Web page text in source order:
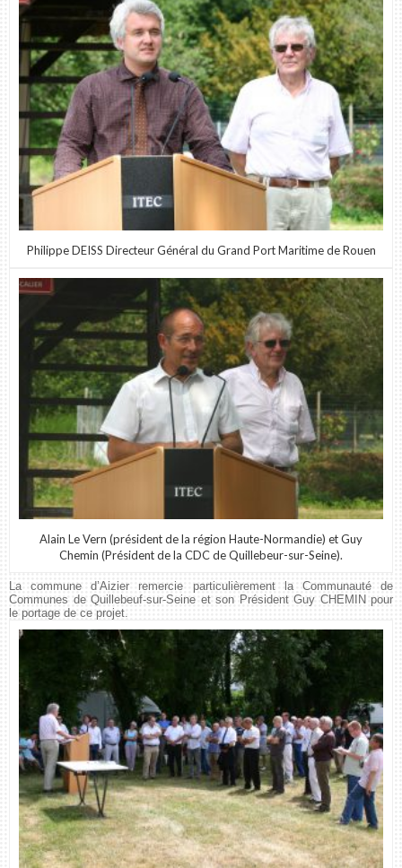
Philippe DEISS Directeur Général du Grand Port Maritime de Rouen
Alain Le Vern (président de la région Haute-Normandie) et Guy
Chemin (Président de la CDC de Quillebeur-sur-Seine).
La commune d’Aizier remercie particulièrement la Communauté de
Communes de Quillebeuf-sur-Seine et son Président Guy CHEMIN pour
le portage de ce projet.